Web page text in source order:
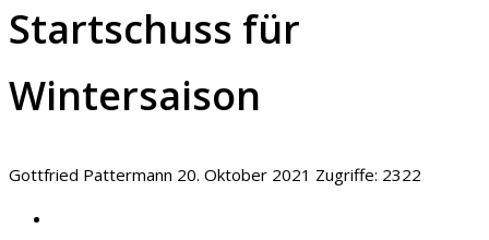
Startschuss für
Wintersaison
Gottfried Pattermann 20. Oktober 2021 Zugriffe: 2322